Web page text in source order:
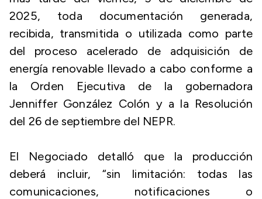
2025, toda documentación generada,
recibida, transmitida o utilizada como parte
del proceso acelerado de adquisición de
energía renovable llevado a cabo conforme a
la Orden Ejecutiva de la gobernadora
Jenniffer González Colón y a la Resolución
del 26 de septiembre del NEPR.
El Negociado detalló que la producción
deberá incluir, “sin limitación: todas las
comunicaciones, notificaciones o